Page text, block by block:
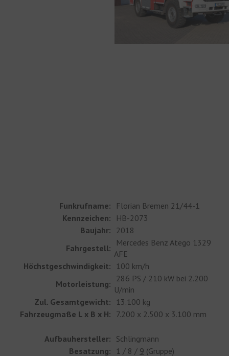
Funkrufname:
Florian Bremen 21/44-1
Kennzeichen:
HB-2073
Baujahr:
2018
Fahrgestell:
Mercedes Benz Atego 1329
AFE
Höchstgeschwindigkeit:
100 km/h
Motorleistung:
286 PS / 210 kW bei 2.200
U/min
Zul. Gesamtgewicht:
13.100 kg
Fahrzeugmaße L x B x H: 7.200 x 2.500 x 3.100 mm
Aufbauhersteller: Schlingmann
Besatzung:
1 / 8 / 9 (Gruppe)